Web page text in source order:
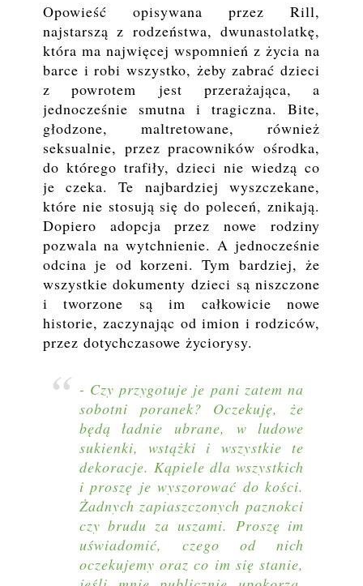
Opowieść opisywana przez Rill,
najstarszą z rodzeństwa, dwunastolatkę,
która ma najwięcej wspomnień z życia na
barce i robi wszystko, żeby zabrać dzieci
z powrotem jest przerażająca, a
jednocześnie smutna i tragiczna. Bite,
głodzone, maltretowane, również
seksualnie, przez pracowników ośrodka,
do którego trafiły, dzieci nie wiedzą co
je czeka. Te najbardziej wyszczekane,
które nie stosują się do poleceń, znikają.
Dopiero adopcja przez nowe rodziny
pozwala na wytchnienie. A jednocześnie
odcina je od korzeni. Tym bardziej, że
wszystkie dokumenty dzieci są niszczone
i tworzone są im całkowicie nowe
historie, zaczynając od imion i rodziców,
przez dotychczasowe życiorysy.
- Czy przygotuje je pani zatem na
sobotni poranek? Oczekuję, że
będą ładnie ubrane, w ludowe
sukienki, wstążki i wszystkie te
dekoracje. Kąpiele dla wszystkich
i proszę je wyszorować do kości.
Żadnych zapiaszczonych paznokci
czy brudu za uszami. Proszę im
uświadomić, czego od nich
oczekujemy oraz co im się stanie,